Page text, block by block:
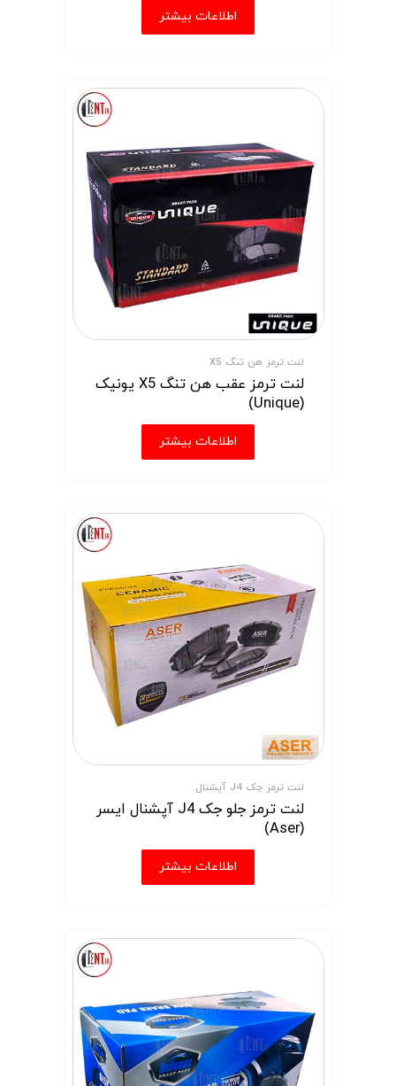
اطلاعات بیشتر
لنت ترمز هن تنگ X5
لنت ترمز عقب هن تنگ X5 یونیک
(Unique)
اطلاعات بیشتر
لنت ترمز جک J4 آپشنال
لنت ترمز جلو جک J4 آپشنال ایسر
(Aser)
اطلاعات بیشتر